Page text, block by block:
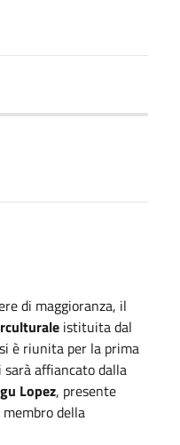
di maggioranza, il
istituita dal
è riunita per la prima
affiancato dalla
Lopez, presente
della